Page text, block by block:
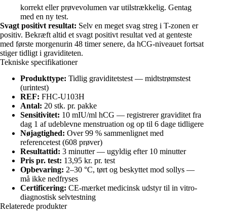
korrekt eller prøvevolumen var utilstrækkelig. Gentag
med en ny test.
Svagt positivt resultat: Selv en meget svag streg i T-zonen er
positiv. Bekræft altid et svagt positivt resultat ved at genteste
med første morgenurin 48 timer senere, da hCG-niveauet fortsat
stiger tidligt i graviditeten.
Tekniske specifikationer
Produkttype: Tidlig graviditetstest — midtstrømstest
(urintest)
REF: FHC-U103H
Antal: 20 stk. pr. pakke
Sensitivitet: 10 mIU/ml hCG — registrerer graviditet fra
dag 1 af udeblevne menstruation og op til 6 dage tidligere
Nøjagtighed: Over 99 % sammenlignet med
referencetest (608 prøver)
Resultattid: 3 minutter — ugyldig efter 10 minutter
Pris pr. test: 13,95 kr. pr. test
Opbevaring: 2–30 °C, tørt og beskyttet mod sollys —
må ikke nedfryses
Certificering: CE-mærket medicinsk udstyr til in vitro-
diagnostisk selvtestning
Relaterede produkter